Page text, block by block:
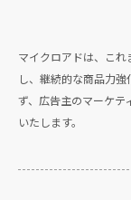
マイクロアドは、こ
し、継続的な商品力
ず、広告主のマーケテ
いたします。